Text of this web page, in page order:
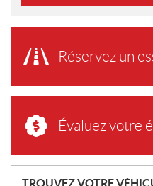
Réservez un
Évaluez votre
TROUVEZ VOTRE